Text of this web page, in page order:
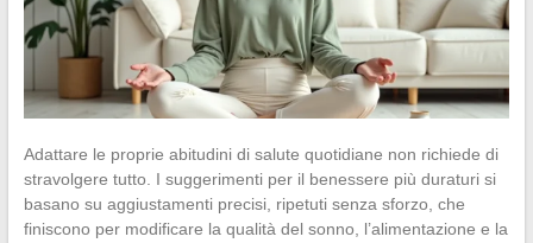
Adattare le proprie abitudini di salute quotidiane non richiede di
stravolgere tutto. I suggerimenti per il benessere più duraturi si
basano su aggiustamenti precisi, ripetuti senza sforzo, che
finiscono per modificare la qualità del sonno, l’alimentazione e la